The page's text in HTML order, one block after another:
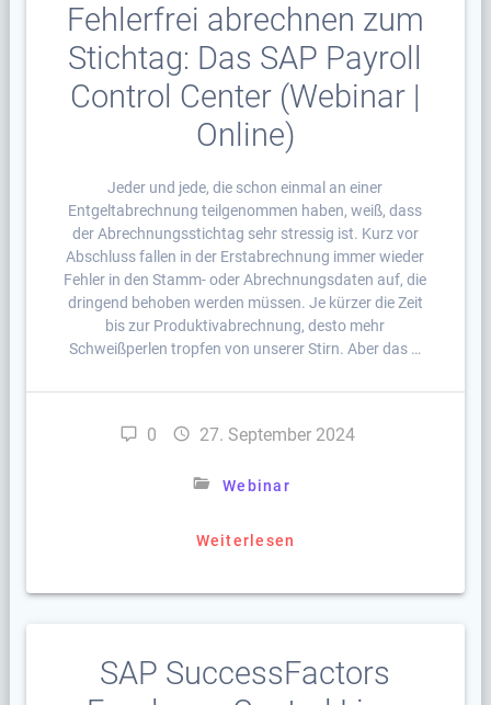
Fehlerfrei abrechnen zum
Stichtag: Das SAP Payroll
Control Center (Webinar |
Online)
Jeder und jede, die schon einmal an einer
Entgeltabrechnung teilgenommen haben, weiß, dass
der Abrechnungsstichtag sehr stressig ist. Kurz vor
Abschluss fallen in der Erstabrechnung immer wieder
Fehler in den Stamm- oder Abrechnungsdaten auf, die
dringend behoben werden müssen. Je kürzer die Zeit
bis zur Produktivabrechnung, desto mehr
Schweißperlen tropfen von unserer Stirn. Aber das …
0 27. September 2024
Webinar
Weiterlesen
SAP SuccessFactors